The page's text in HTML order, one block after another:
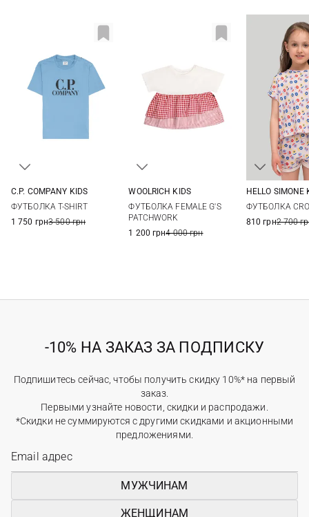
C.P. COMPANY KIDS
ФУТБОЛКА T-SHIRT
1 750 грн3 500 грн
12
WOOLRICH KIDS
ФУТБОЛКА FEMALE G'S
PATCHWORK
1 200 грн4 000 грн
HELLO SIMONE
ФУТБОЛКА
810 грн2 700
-10% НА ЗАКАЗ ЗА ПОДПИСКУ
Подпишитесь сейчас, чтобы получить скидку 10%* на первый
заказ.
Первыми узнайте новости, скидки и распродажи.
*Скидки не суммируются с другими скидками и акционными
предложениями.
МУЖЧИНАМ
ЖЕНЩИНАМ